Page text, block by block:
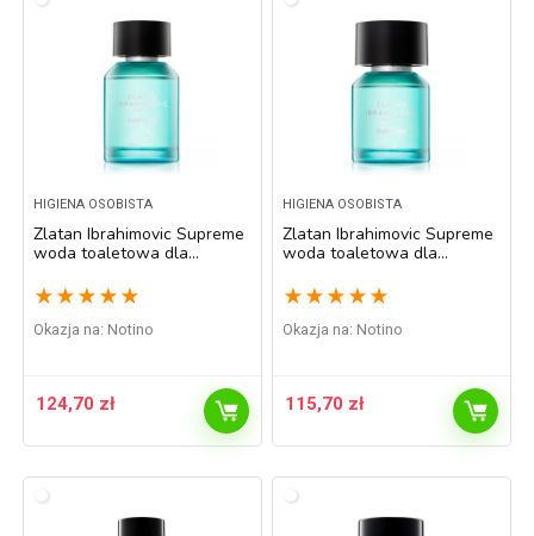
HIGIENA OSOBISTA
Zlatan Ibrahimovic Supreme
woda toaletowa dla
★ ★ ★ ★ ★
Okazja na: Notino
124,70 zł
HIGIENA OSOBISTA
Zlatan Ibrahimovic Supreme
woda toaletowa dla
★ ★ ★ ★ ★
Okazja na: Notino
115,70 zł